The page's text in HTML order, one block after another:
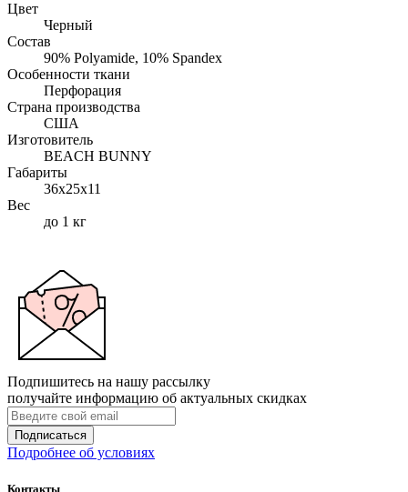
Цвет
Черный
Состав
90% Polyamide, 10% Spandex
Особенности ткани
Перфорация
Страна производства
США
Изготовитель
BEACH BUNNY
Габариты
36x25x11
Вес
до 1 кг
Подпишитесь на нашу рассылку
получайте информацию об актуальных скидках
Подписаться
Подробнее об условиях
Контакты